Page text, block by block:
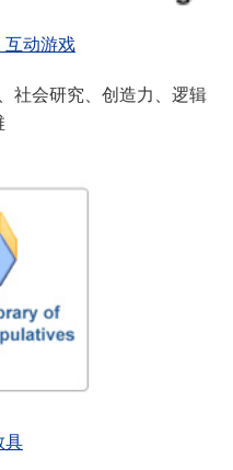
互动游戏
社会研究、创造力、逻辑
具